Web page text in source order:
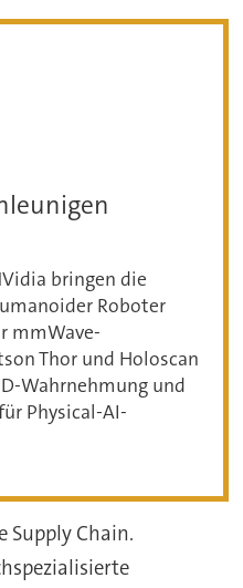
bringen die
Roboter
mmWave-
Thor und Holoscan
Wahrnehmung und
Physical-AI-
Supply Chain.